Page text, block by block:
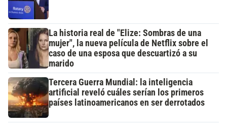
La historia real de "Elize: Sombras de una
mujer", la nueva película de Netflix sobre el
caso de una esposa que descuartizó a su
marido
Tercera Guerra Mundial: la inteligencia
artificial reveló cuáles serían los primeros
países latinoamericanos en ser derrotados